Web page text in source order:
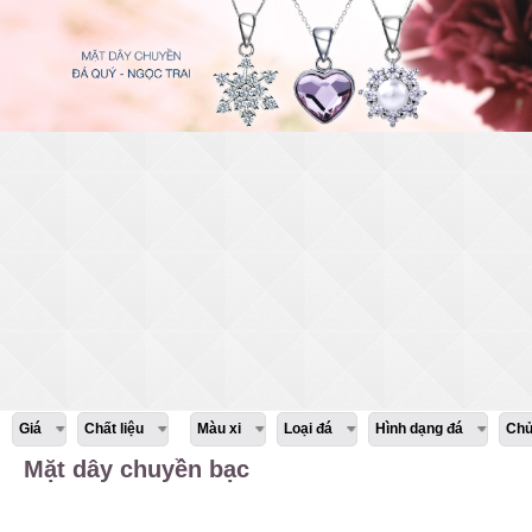
Giá Chất liệu Màu xi Loại đá Hình dạng đá
Mặt dây chuyền bạc